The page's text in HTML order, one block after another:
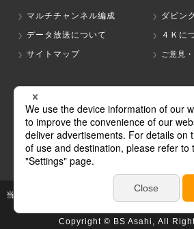
マルチチャンネル編成
ダビン
データ放送について
４Ｋに
サイトマップ
ご意見
グループ会社
テレビ朝日 テレ朝
当社が著作権、著作隣接権を有する放送番組
ん。
Copyright © BS Asahi, All